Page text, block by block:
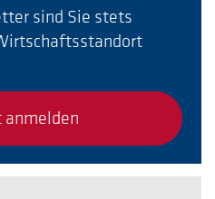
sind Sie stets
anmelden